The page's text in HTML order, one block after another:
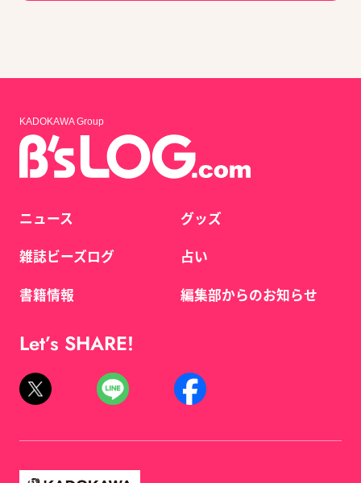
KADOKAWA Group
ニュース
雑誌ビーズログ
書籍情報
グッズ
占い
編集部からのお知らせ
Let’s SHARE!